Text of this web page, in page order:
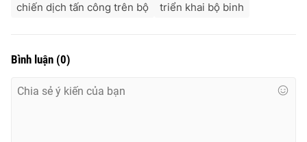
chiến dịch tấn công trên bộ
triển khai bộ binh
Bình luận (0)